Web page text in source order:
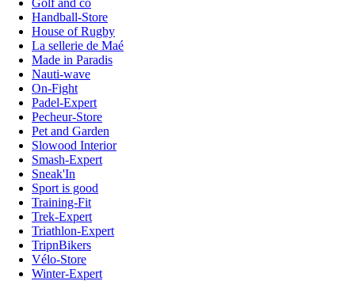
Handball-Store
House of Rugby
La sellerie de Maé
Made in Paradis
Nauti-wave
On-Fight
Padel-Expert
Pecheur-Store
Pet and Garden
Slowood Interior
Smash-Expert
Sneak'In
Sport is good
Training-Fit
Trek-Expert
Triathlon-Expert
TripnBikers
Vélo-Store
Winter-Expert